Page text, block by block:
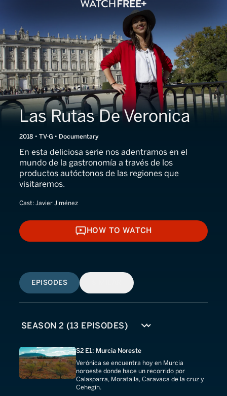
Las Rutas De Veronica
2018 • TV-G • Documentary
En esta deliciosa serie nos adentramos en el
mundo de la gastronomía a través de los
productos autóctonos de las regiones que
visitaremos.
Cast: Javier Jiménez
HOW TO WATCH
HOW TO WATCH
EPISODES
S2 E1: Murcia Noreste
Verónica se encuentra hoy en Murcia
noroeste donde hace un recorrido por
Calasparra, Moratalla, Caravaca de la cruz y
Cehegín.